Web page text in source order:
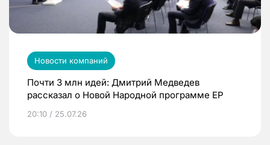
Новости компаний
Почти 3 млн идей: Дмитрий Медведев
рассказал о Новой Народной программе ЕР
20:10 / 25.07.26